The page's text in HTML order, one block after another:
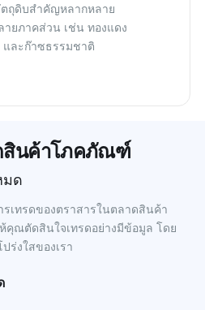
ถุดิบสำคัญหลากหลาย
ายภาคส่วน เช่น ทองแดง
และก๊าซธรรมชาติ
สินค้าโภคภัณฑ์
มด
เทรดของตราสารในตลาดสินค้า
คุณตัดสินใจเทรดอย่างมีข้อมูล โดย
ร่งใสของเรา